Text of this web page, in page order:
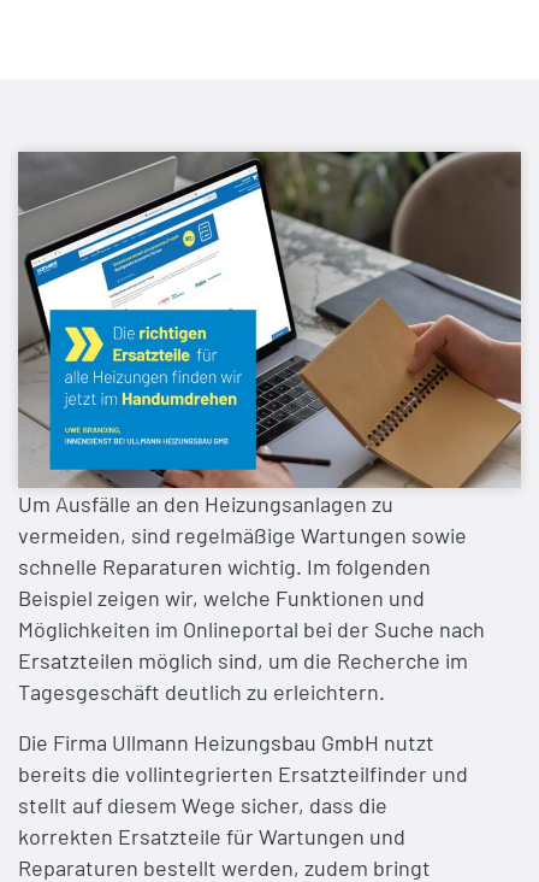
Um Ausfälle an den Heizungsanlagen zu
vermeiden, sind regelmäßige Wartungen sowie
schnelle Reparaturen wichtig. Im folgenden
Beispiel zeigen wir, welche Funktionen und
Möglichkeiten im Onlineportal bei der Suche nach
Ersatzteilen möglich sind, um die Recherche im
Tagesgeschäft deutlich zu erleichtern.
Die Firma Ullmann Heizungsbau GmbH nutzt
bereits die vollintegrierten Ersatzteilfinder und
stellt auf diesem Wege sicher, dass die
korrekten Ersatzteile für Wartungen und
Reparaturen bestellt werden, zudem bringt